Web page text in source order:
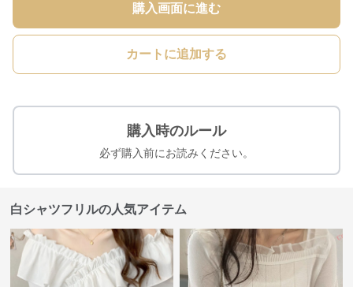
購入画面に進む
カートに追加する
購入時のルール
必ず購入前にお読みください。
白シャツフリルの人気アイテム